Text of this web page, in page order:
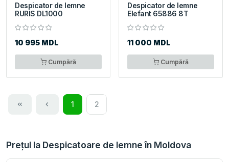
Despicator de lemne
RURIS DL1000
10 995 MDL
Cumpără
Despicator de lemne
Elefant 65886 8T
11 000 MDL
Cumpără
1 2
Prețul la Despicatoare de lemne în Moldova